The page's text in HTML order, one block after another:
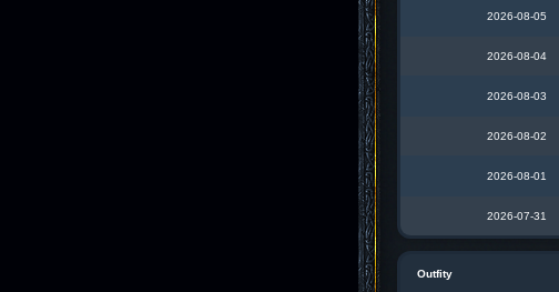
2026-08-05
2026-08-04
2026-08-03
2026-08-02
2026-08-01
2026-07-31
Outfity